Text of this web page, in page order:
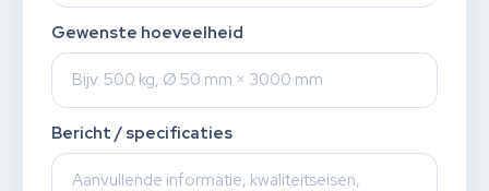
Gewenste hoeveelheid
Bericht / specificaties